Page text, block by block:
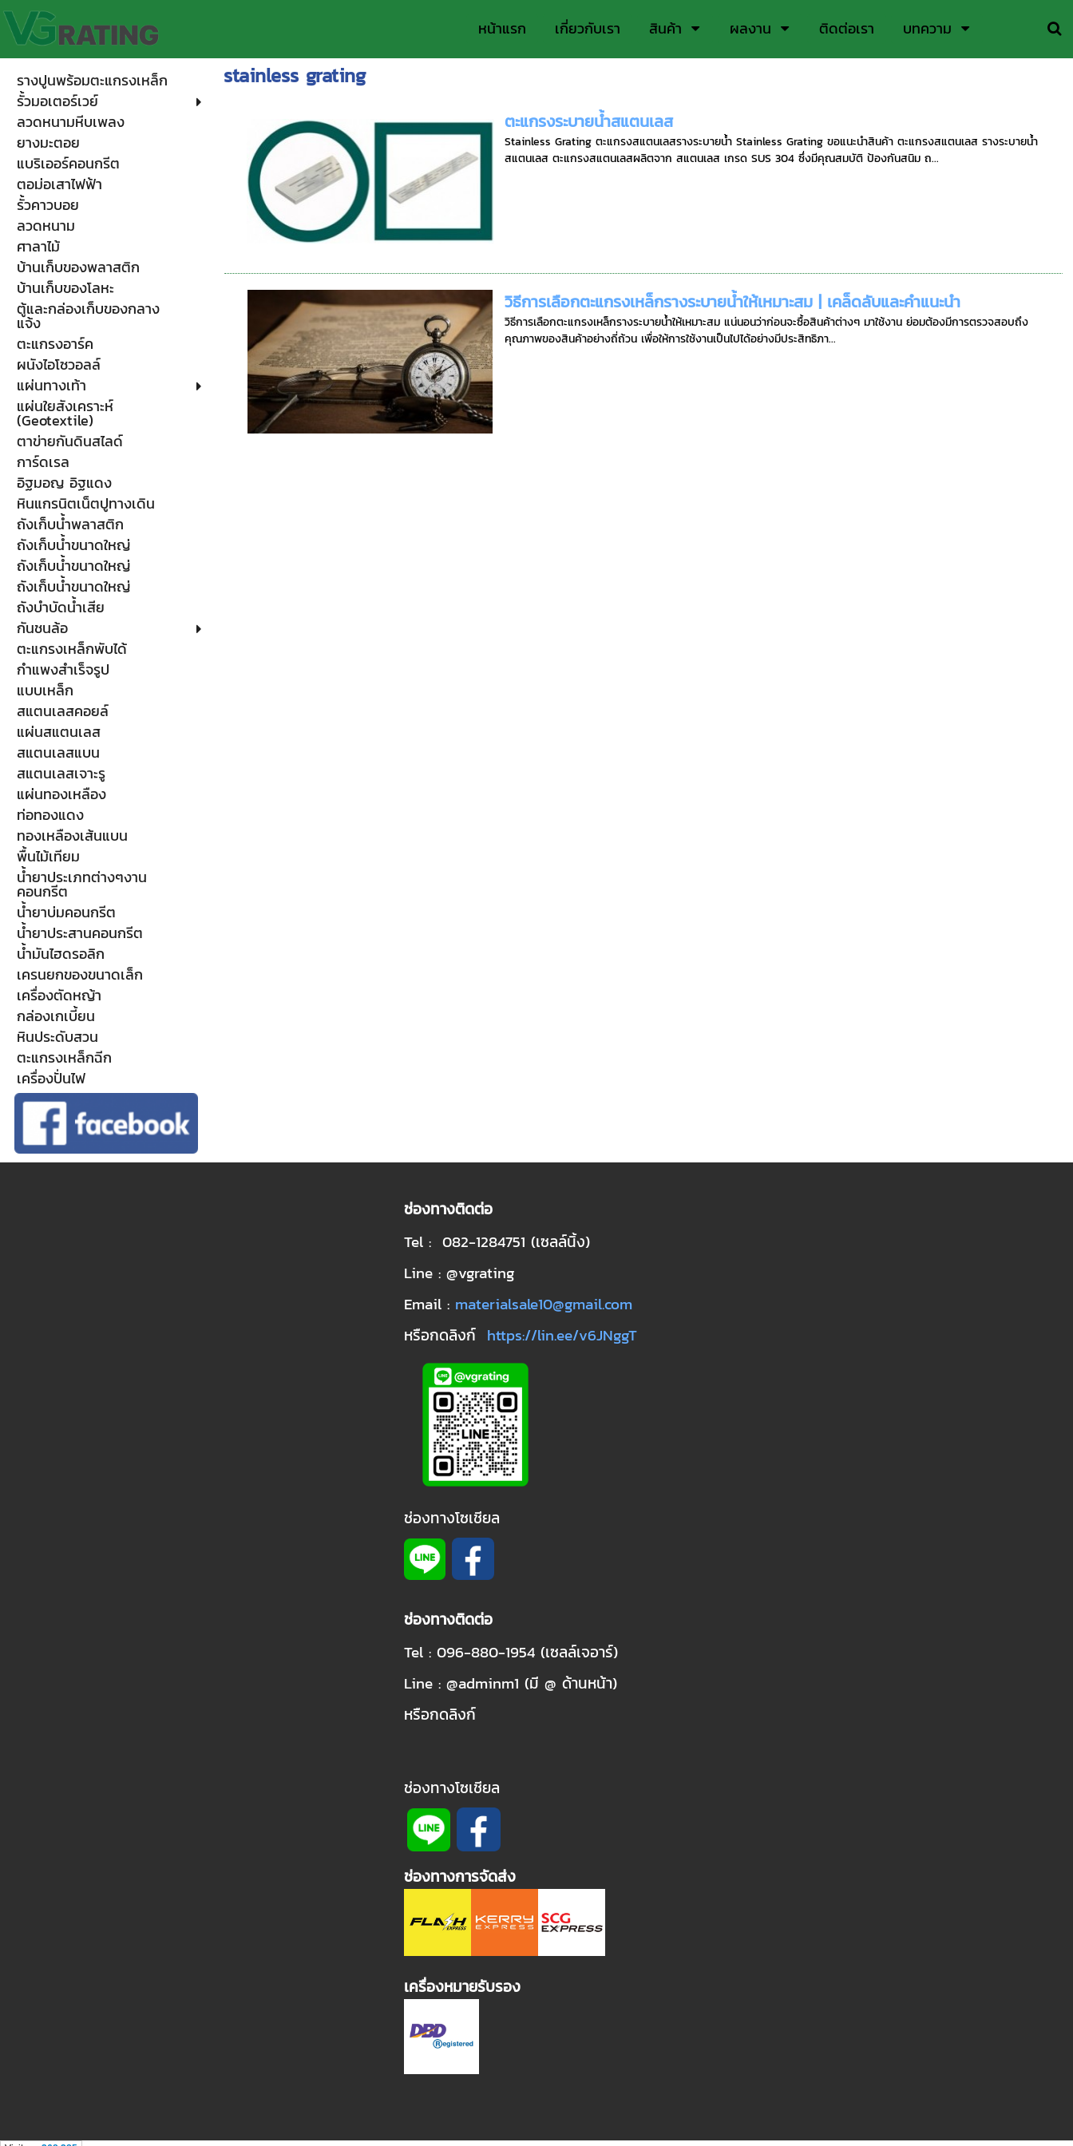
หน้าแรก เกี่ยวกับเรา สินค้า ผลงาน ติดต่อเรา บทความ
รางปูนพร้อมตะแกรงเหล็ก
รั้วมอเตอร์เวย์
ลวดหนามหีบเพลง
ยางมะตอย
แบริเออร์คอนกรีต
ตอม่อเสาไฟฟ้า
รั้วคาวบอย
ลวดหนาม
ศาลาไม้
บ้านเก็บของพลาสติก
บ้านเก็บของโลหะ
ตู้และกล่องเก็บของกลาง
แจ้ง
ตะแกรงอาร์ค
ผนังไอโซวอลล์
แผ่นทางเท้า
แผ่นใยสังเคราะห์
(Geotextile)
ตาข่ายกันดินสไลด์
การ์ดเรล
อิฐมอญ อิฐแดง
หินแกรนิตเน็ตปูทางเดิน
ถังเก็บน้ำพลาสติก
ถังเก็บน้ำขนาดใหญ่
ถังเก็บน้ำขนาดใหญ่
ถังเก็บน้ำขนาดใหญ่
ถังบำบัดน้ำเสีย
กันชนล้อ
ตะแกรงเหล็กพับได้
กำแพงสำเร็จรูป
แบบเหล็ก
สแตนเลสคอยล์
แผ่นสแตนเลส
สแตนเลสแบน
สแตนเลสเจาะรู
แผ่นทองเหลือง
ท่อทองแดง
ทองเหลืองเส้นแบน
พื้นไม้เทียม
น้ำยาประเภทต่างๆงาน
คอนกรีต
น้ำยาบ่มคอนกรีต
น้ำยาประสานคอนกรีต
น้ำมันไฮดรอลิก
เครนยกของขนาดเล็ก
เครื่องตัดหญ้า
กล่องเกเบี้ยน
หินประดับสวน
ตะแกรงเหล็กฉีก
เครื่องปั่นไฟ
stainless grating
ตะแกรงระบายน้ำสแตนเลส
Stainless Grating ตะแกรงสแตนเลสรางระบายน้ำ Stainless Grating ขอแนะนำสินค้า ตะแกรงสแตนเลส รางระบายน้ำ
สแตนเลส ตะแกรงสแตนเลสผลิตจาก สแตนเลส เกรด SUS 304 ซึ่งมีคุณสมบัติ ป้องกันสนิม ถ...
วิธีการเลือกตะแกรงเหล็กรางระบายน้ำให้เหมาะสม | เคล็ดลับและคำแนะนำ
วิธีการเลือกตะแกรงเหล็กรางระบายน้ำให้เหมาะสม แน่นอนว่าก่อนจะซื้อสินค้าต่างๆ มาใช้งาน ย่อมต้องมีการตรวจสอบถึง
คุณภาพของสินค้าอย่างถี่ถ้วน เพื่อให้การใช้งานเป็นไปได้อย่างมีประสิทธิภา...
ช่องทางติดต่อ
Tel : 082-1284751 (เซลล์นิ้ง)
Line : @vgrating
Email : materialsale10@gmail.com
หรือกดลิงก์ https://lin.ee/v6JNggT
ช่องทางโซเชียล
ช่องทางติดต่อ
Tel : 096-880-1954 (เซลล์เจอาร์)
Line : @adminm1 (มี @ ด้านหน้า)
หรือกดลิงก์
ช่องทางโซเชียล
ช่องทางการจัดส่ง
เครื่องหมายรับรอง